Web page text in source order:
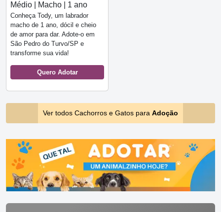
Médio | Macho | 1 ano
Conheça Tody, um labrador
macho de 1 ano, dócil e cheio
de amor para dar. Adote-o em
São Pedro do Turvo/SP e
transforme sua vida!
Quero Adotar
Ver todos Cachorros e Gatos para Adoção